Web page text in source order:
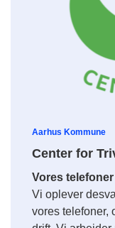
Aarhus Kommune
Center for
Vores
Vi oplever
vores telefoner,